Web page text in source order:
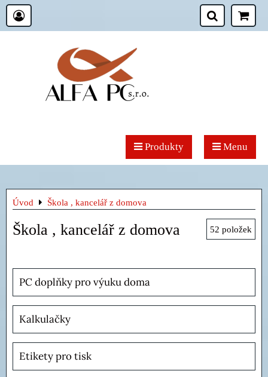
Produkty Menu
Úvod Škola , kancelář z domova
Škola , kancelář z domova 52 položek
PC doplňky pro výuku doma
Kalkulačky
Etikety pro tisk